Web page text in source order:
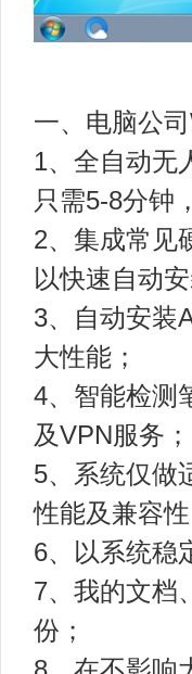
一、电脑公
1、全自动无
只需5-8分钟
2、集成常见
以快速自动
3、自动安装
大性能；
4、智能检测
及VPN服务；
5、系统仅做
性能及兼容性
6、以系统稳
7、我的文档
份；